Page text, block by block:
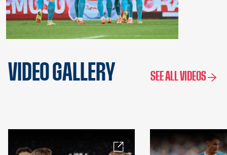
VIDEO GALLERY SEE ALL VIDEOS